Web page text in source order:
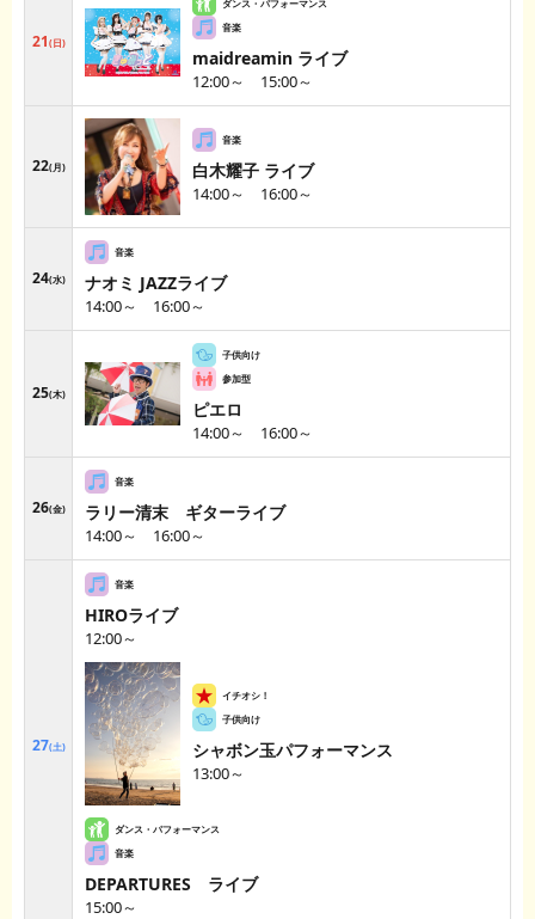
21 日
maidreamin ライブ
12:00～ 15:00～
22 月 白木耀子 ライブ
14:00～ 16:00～
24 水 ナオミ JAZZライブ
14:00～ 16:00～
25 木
ピエロ
14:00～ 16:00～
26 金 ラリー清末 ギターライブ
14:00～ 16:00～
27 土
HIROライブ
12:00～
シャボン玉パフォーマンス
13:00～
DEPARTURES ライブ
15:00～